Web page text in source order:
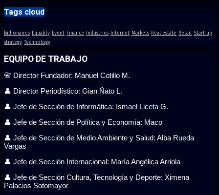
Tags cloud
Billionaires Equality Event Finance Industries Internet Markets Real estate Retail Start up
strategy Technology
EQUIPO DE TRABAJO
📇 Director Fundador: Manuel Cotillo M.
👤 Director Periodístico: Gian Ñato L.
👤 Jefe de Sección de Informática: Ismael Liceta G.
👤 Jefe de Sección de Política y Economía: Maco
👤 Jefe de Sección de Medio Ambiente y Salud: Alba Rueda
Vargas
👤 Jefe de Sección Internacional: María Angélica Arriola
👤 Jefe de Sección Cultura, Tecnología y Deporte: Ximena
Palacios Sotomayor